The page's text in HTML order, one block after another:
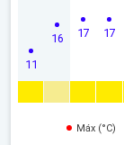
11
16 17 17
Máx (°C)